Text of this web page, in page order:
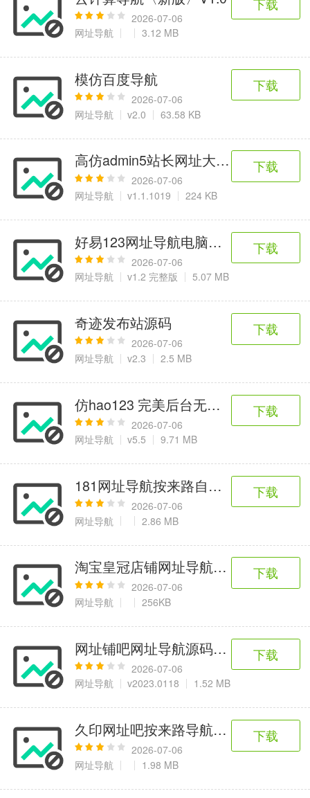
2026-07-06
网址导航
3.12 MB
模仿百度导航
2026-07-06
网址导航
v2.0 63.58 KB
下载
高仿admin5站长网址大全带后台
2026-07-06
网址导航
v1.1.1019 224 KB
下载
好易123网址导航电脑版源码
2026-07-06
网址导航
v1.2 完整版 5.07 MB
下载
奇迹发布站源码
2026-07-06
网址导航
v2.3 2.5 MB
下载
仿hao123 完美后台无错版
2026-07-06
网址导航
v5.5 9.71 MB
下载
181网址导航按来路自动显示生成
2026-07-06
网址导航
2.86 MB
下载
淘宝皇冠店铺网址导航源码免费版
2026-07-06
网址导航
256KB
下载
网址铺吧网址导航源码程序
2026-07-06
网址导航
v2023.0118 1.52 MB
下载
久印网址吧按来路导航htm生成版
2026-07-06
网址导航
1.98 MB
下载